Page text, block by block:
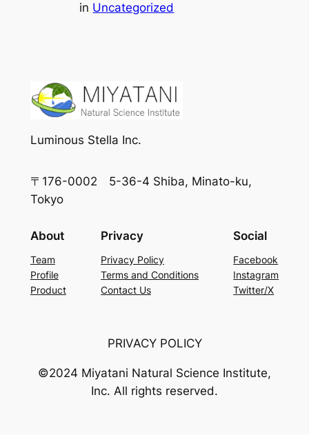
in Uncategorized
Luminous Stella Inc.
〒176-0002 5-36-4 Shiba, Minato-ku,
Tokyo
About
Team
Profile
Product
Privacy
Privacy Policy
Terms and Conditions
Contact Us
Social
Facebook
Instagram
Twitter/X
PRIVACY POLICY
©2024 Miyatani Natural Science Institute,
Inc. All rights reserved.